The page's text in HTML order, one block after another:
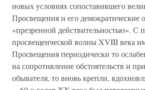
новых условиях сопоставившего
Просвещения и его демократические
«презренной действительностью». С
просвещенческой волны XVIII века
Просвещения периодически то
на сопротивление обстоятельств и
обывателя, то вновь крепли,